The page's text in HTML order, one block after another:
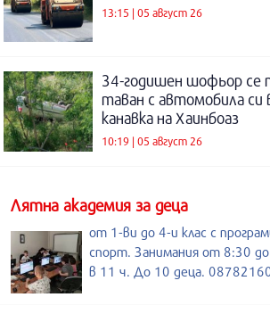
13:15 | 05 август 26
34-годишен шофьор се
таван с автомобила си
канавка на Хаинбоаз
10:19 | 05 август 26
Лятна академия за деца
от 1-ви до 4-и клас с
спорт. Занимания от 8:30 до
в 11 ч. До 10 деца.